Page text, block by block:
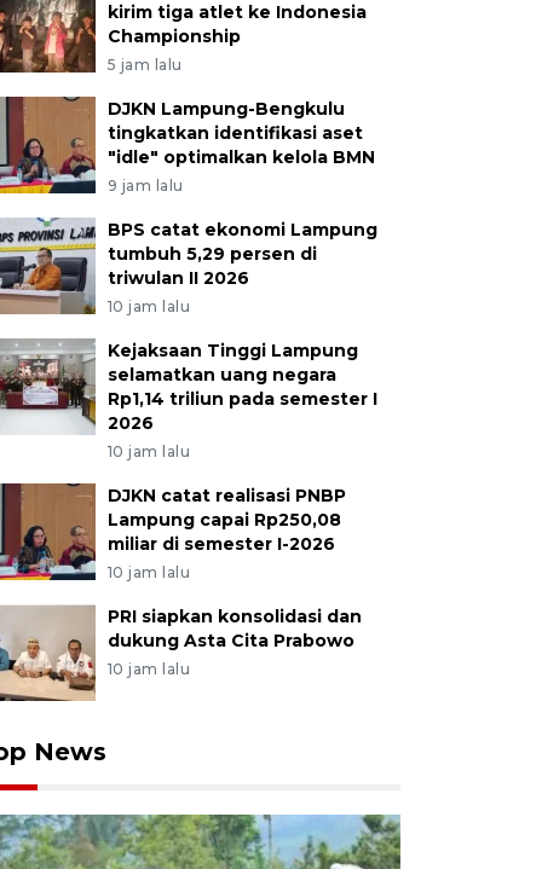
kirim tiga atlet ke Indonesia
Championship
5 jam lalu
DJKN Lampung-Bengkulu
tingkatkan identifikasi aset
"idle" optimalkan kelola BMN
9 jam lalu
BPS catat ekonomi Lampung
tumbuh 5,29 persen di
triwulan II 2026
10 jam lalu
Kejaksaan Tinggi Lampung
selamatkan uang negara
Rp1,14 triliun pada semester I
2026
10 jam lalu
DJKN catat realisasi PNBP
Lampung capai Rp250,08
miliar di semester I-2026
10 jam lalu
PRI siapkan konsolidasi dan
dukung Asta Cita Prabowo
10 jam lalu
News